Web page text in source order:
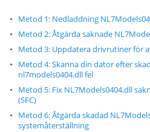
Metod 1: Nedladdning
Metod 2: Åtgärda saknade
Metod 3: Uppdatera drivrutiner för
Metod 4: Skanna din dator efter
nl7models0404.dll fel
Metod 5: Fix NL7Models0404.dll
(SFC)
Metod 6: Åtgärda skadad
systemåterställning